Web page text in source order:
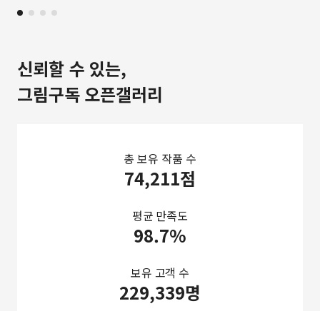
신뢰할 수 있는,
그림구독 오픈갤러리
총 보유 작품 수
74,211점
평균 만족도
98.7%
보유 고객 수
229,339명